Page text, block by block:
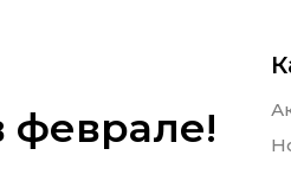
феврале!